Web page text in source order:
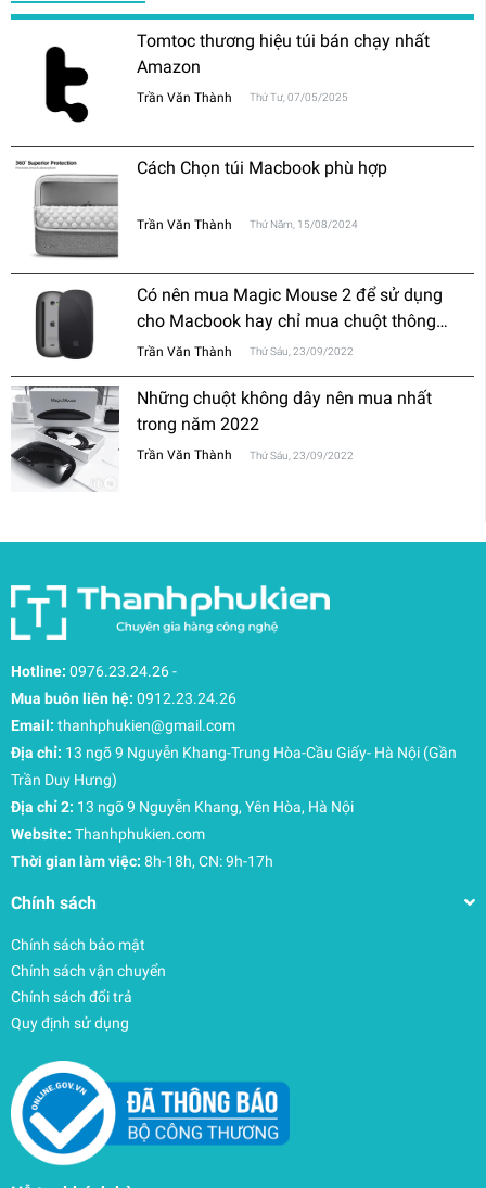
Tomtoc thương hiệu túi bán chạy nhất
Amazon
Trần Văn Thành Thứ Tư, 07/05/2025
Cách Chọn túi Macbook phù hợp
Trần Văn Thành Thứ Năm, 15/08/2024
Có nên mua Magic Mouse 2 để sử dụng
cho Macbook hay chỉ mua chuột thông
thường?
Trần Văn Thành Thứ Sáu, 23/09/2022
Những chuột không dây nên mua nhất
trong năm 2022
Trần Văn Thành Thứ Sáu, 23/09/2022
Hotline: 0976.23.24.26-
Mua buôn liên hệ: 0912.23.24.26
Email: thanhphukien@gmail.com
Địa chỉ: 13 ngõ 9 Nguyễn Khang-Trung Hòa-Cầu Giấy- Hà Nội (Gần
Trần Duy Hưng)
Địa chỉ 2: 13 ngõ 9 Nguyễn Khang, Yên Hòa, Hà Nội
Website: Thanhphukien.com
Thời gian làm việc: 8h-18h, CN: 9h-17h
Chính sách
Chính sách bảo mật
Chính sách vận chuyển
Chính sách đổi trả
Quy định sử dụng